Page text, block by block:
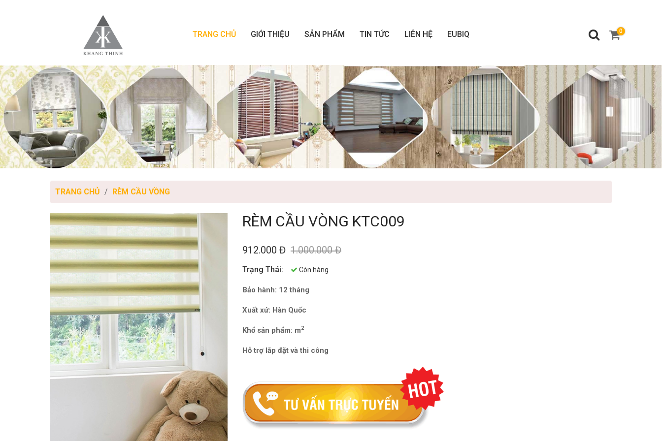
0
TRANG CHỦ GIỚI THIỆU SẢN PHẨM TIN TỨC LIÊN HỆ EUBIQ
TRANG CHỦ RÈM CẦU VỒNG
RÈM CẦU VÒNG KTC009
912.000 Đ 1.000.000 Đ
Trạng Thái: Còn hàng
Bảo hành: 12 tháng
Xuất xứ: Hàn Quốc
Khổ sản phẩm: m2
Hỗ trợ lắp đặt và thi công